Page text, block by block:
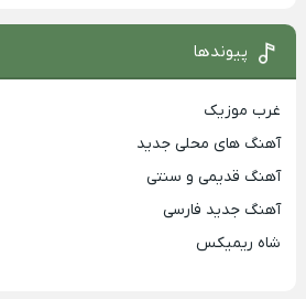
پیوندها
غرب موزیک
آهنگ های محلی جدید
آهنگ قدیمی و سنتی
آهنگ جدید فارسی
شاه ریمیکس